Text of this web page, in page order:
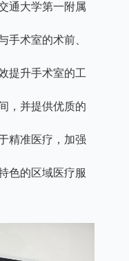
通大学第一附属
手术室的术前、
提升手术室的工
，并提供优质的
精准医疗，加强
色的区域医疗服